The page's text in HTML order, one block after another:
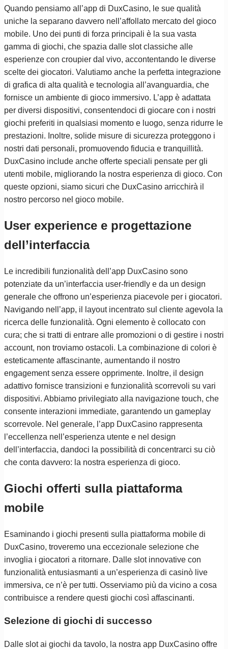
Quando pensiamo all’app di DuxCasino, le sue qualità
uniche la separano davvero nell’affollato mercato del gioco
mobile. Uno dei punti di forza principali è la sua vasta
gamma di giochi, che spazia dalle slot classiche alle
esperienze con croupier dal vivo, accontentando le diverse
scelte dei giocatori. Valutiamo anche la perfetta integrazione
di grafica di alta qualità e tecnologia all’avanguardia, che
fornisce un ambiente di gioco immersivo. L’app è adattata
per diversi dispositivi, consentendoci di giocare con i nostri
giochi preferiti in qualsiasi momento e luogo, senza ridurre le
prestazioni. Inoltre, solide misure di sicurezza proteggono i
nostri dati personali, promuovendo fiducia e tranquillità.
DuxCasino include anche offerte speciali pensate per gli
utenti mobile, migliorando la nostra esperienza di gioco. Con
queste opzioni, siamo sicuri che DuxCasino arricchirà il
nostro percorso nel gioco mobile.
User experience e progettazione
dell’interfaccia
Le incredibili funzionalità dell’app DuxCasino sono
potenziate da un’interfaccia user-friendly e da un design
generale che offrono un’esperienza piacevole per i giocatori.
Navigando nell’app, il layout incentrato sul cliente agevola la
ricerca delle funzionalità. Ogni elemento è collocato con
cura; che si tratti di entrare alle promozioni o di gestire i nostri
account, non troviamo ostacoli. La combinazione di colori è
esteticamente affascinante, aumentando il nostro
engagement senza essere opprimente. Inoltre, il design
adattivo fornisce transizioni e funzionalità scorrevoli su vari
dispositivi. Abbiamo privilegiato alla navigazione touch, che
consente interazioni immediate, garantendo un gameplay
scorrevole. Nel generale, l’app DuxCasino rappresenta
l’eccellenza nell’esperienza utente e nel design
dell’interfaccia, dandoci la possibilità di concentrarci su ciò
che conta davvero: la nostra esperienza di gioco.
Giochi offerti sulla piattaforma
mobile
Esaminando i giochi presenti sulla piattaforma mobile di
DuxCasino, troveremo una eccezionale selezione che
invoglia i giocatori a ritornare. Dalle slot innovative con
funzionalità entusiasmanti a un’esperienza di casinò live
immersiva, ce n’è per tutti. Osserviamo più da vicino a cosa
contribuisce a rendere questi giochi così affascinanti.
Selezione di giochi di successo
Dalle slot ai giochi da tavolo, la nostra app DuxCasino offre